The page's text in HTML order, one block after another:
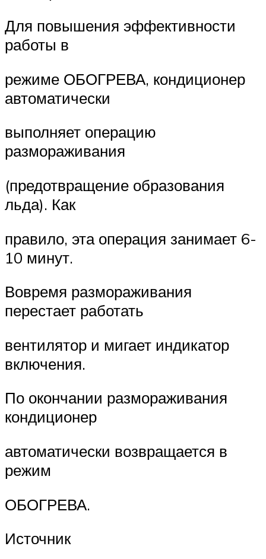
Для повышения эффективности
работы в
режиме ОБОГРЕВА, кондиционер
автоматически
выполняет операцию
размораживания
(предотвращение образования
льда). Как
правило, эта операция занимает 6-
10 минут.
Вовремя размораживания
перестает работать
вентилятор и мигает индикатор
включения.
По окончании размораживания
кондиционер
автоматически возвращается в
режим
ОБОГРЕВА.
Источник